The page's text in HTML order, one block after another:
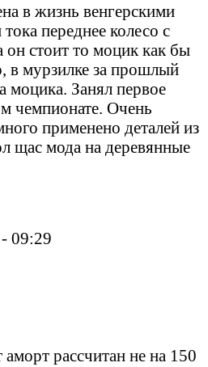
в жизнь венгерскими
переднее колесо с
он стоит то моцик как бы
в мурзилке за прошлый
моцика. Занял первое
чемпионате. Очень
применено деталей из
щас мода на деревянные
09:29
аморт рассчитан не на 150